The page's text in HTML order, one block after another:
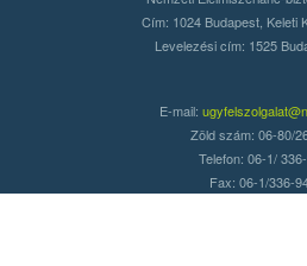
Cím: 1024 Budapest, Keleti
Levelezési cím: 1525
E-mail:
Zöld szám: 06-80/
Telefon: 06-1/
Fax: 06-1/336-